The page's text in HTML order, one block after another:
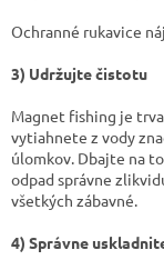
Ochranné rukavice
3) Udržujte čistotu
Magnet fishing je
vytiahnete z vody
úlomkov. Dbajte na
odpad správne
všetkých zábavné.
4) Správne